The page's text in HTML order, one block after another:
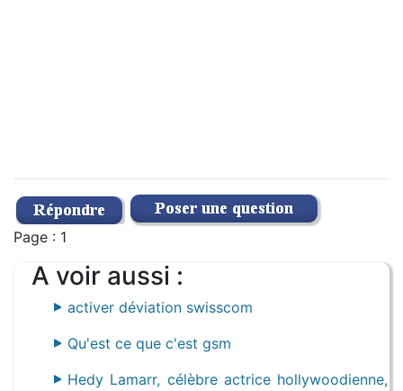
Page : 1
A voir aussi :
activer déviation swisscom
Qu'est ce que c'est gsm
Hedy Lamarr, célèbre actrice hollywoodienne,